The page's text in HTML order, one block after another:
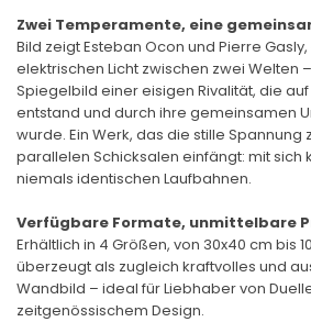
Zwei Temperamente, eine
Bild zeigt Esteban Ocon und Pierre
elektrischen Licht zwischen zwei Welten
Spiegelbild einer eisigen Rivalität, die
entstand und durch ihre gemeinsamen
wurde. Ein Werk, das die stille Spannung
parallelen Schicksalen einfängt: mit sich
niemals identischen Laufbahnen.
Verfügbare Formate, unmittelbare
Erhältlich in 4 Größen, von 30x40 cm bis
überzeugt als zugleich kraftvolles und
Wandbild – ideal für Liebhaber von
zeitgenössischem Design.